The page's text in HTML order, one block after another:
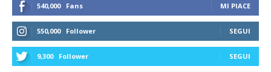
540,000 Fans MI PIACE
550,000 Follower SEGUI
9,300 Follower SEGUI